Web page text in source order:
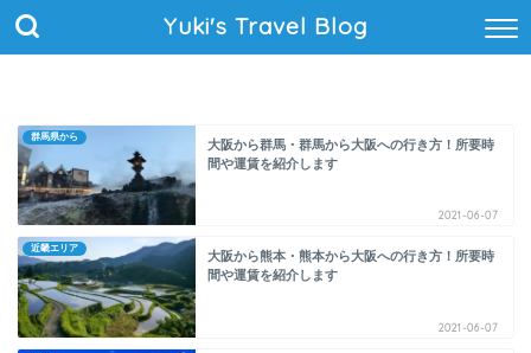
Yuki's Travel Blog
群馬県から
大阪から群馬・群馬から大阪への行き方！所要時
間や運賃を紹介します
2021-06-07
近畿エリア
大阪から熊本・熊本から大阪への行き方！所要時
間や運賃を紹介します
2021-06-07